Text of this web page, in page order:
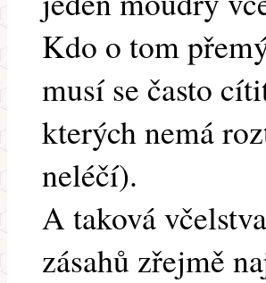
Kdo o tom
musí se často
kterých nemá
neléčí).
A taková
zásahů zřejmě